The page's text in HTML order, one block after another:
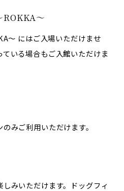
ROKKA～
～ にはご入場いただけませ
いる場合もご入館いただけま
みご利用いただけます。
みいただけます。ドッグフィ